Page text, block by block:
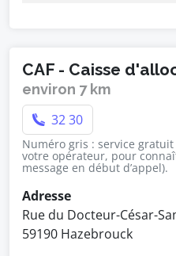
CAF - Caisse
environ 7 km
32 30
Numéro gris : service
votre opérateur, pour
message en début d’appel).
Adresse
Rue du Docteur-César-
59190 Hazebrouck